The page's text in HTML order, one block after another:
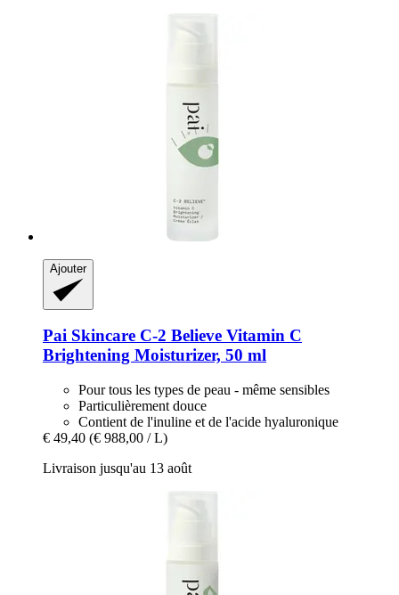
Ajouter
Pai Skincare C-​2 Believe Vitamin C
Brightening Moisturizer, 50 ml
Pour tous les types de peau - même sensibles
Particulièrement douce
Contient de l'inuline et de l'acide hyaluronique
€ 49,40 (€ 988,00 / L)
Livraison jusqu'au 13 août